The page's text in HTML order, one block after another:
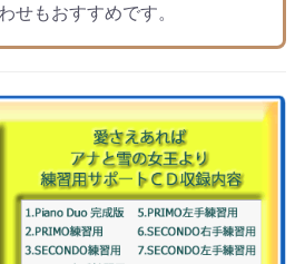
せもおすすめです。